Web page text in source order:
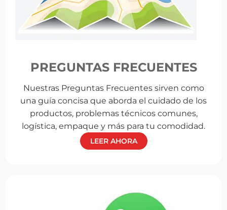
PREGUNTAS FRECUENTES
Nuestras Preguntas Frecuentes sirven como
una guía concisa que aborda el cuidado de los
productos, problemas técnicos comunes,
logística, empaque y más para tu comodidad.
LEER AHORA